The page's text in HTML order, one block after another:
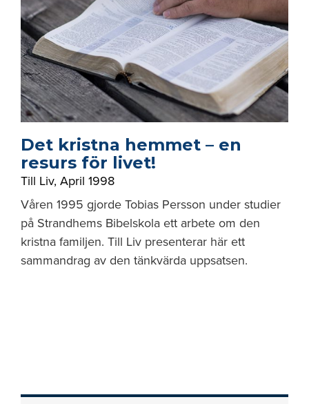
Det kristna hemmet – en
resurs för livet!
Till Liv, April 1998
Våren 1995 gjorde Tobias Persson under studier
på Strandhems Bibelskola ett arbete om den
kristna familjen. Till Liv presenterar här ett
sammandrag av den tänkvärda uppsatsen.